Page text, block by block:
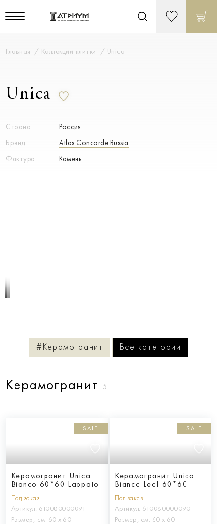
Главная Коллекции плитки Unica
Unica
Страна
Россия
Бренд
Atlas Concorde Russia
Фактура
Камень
#Керамогранит Все категории
Керамогранит 5
SALE
Керамогранит Unica
Bianco 60*60 Lappato
Под заказ
Артикул: 610080000091
Размер, см: 60 х 60
SALE
Керамогранит Unica
Bianco Leaf 60*60
Под заказ
Артикул: 610080000090
Размер, см: 60 х 60